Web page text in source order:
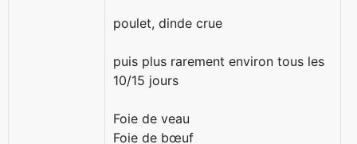
poulet, dinde crue
puis plus rarement environ tous les
10/15 jours
Foie de veau
Foie de bœuf